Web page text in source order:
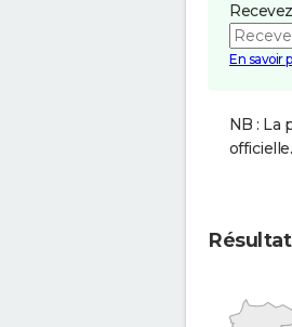
En savoir
NB : La